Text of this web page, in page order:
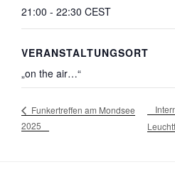
21:00 - 22:30 CEST
VERANSTALTUNGSORT
„on the air…“
Funkertreffen am Mondsee
2025